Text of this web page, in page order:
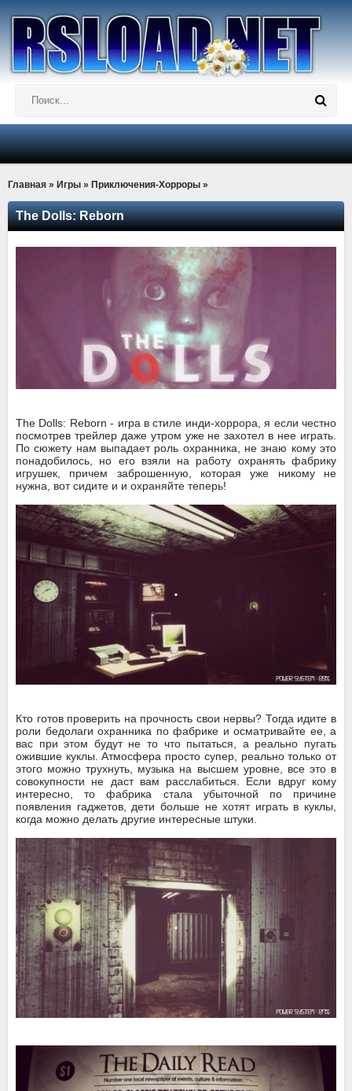
Главная » Игры » Приключения-Хорроры »
The Dolls: Reborn
The Dolls: Reborn - игра в стиле инди-хоррора, я если честно
посмотрев трейлер даже утром уже не захотел в нее играть.
По сюжету нам выпадает роль охранника, не знаю кому это
понадобилось, но его взяли на работу охранять фабрику
игрушек, причем заброшенную, которая уже никому не
нужна, вот сидите и и охраняйте теперь!
Кто готов проверить на прочность свои нервы? Тогда идите в
роли бедолаги охранника по фабрике и осматривайте ее, а
вас при этом будут не то что пытаться, а реально пугать
ожившие куклы. Атмосфера просто супер, реально только от
этого можно трухнуть, музыка на высшем уровне, все это в
совокупности не даст вам расслабиться. Если вдруг кому
интересно, то фабрика стала убыточной по причине
появления гаджетов, дети больше не хотят играть в куклы,
когда можно делать другие интересные штуки.